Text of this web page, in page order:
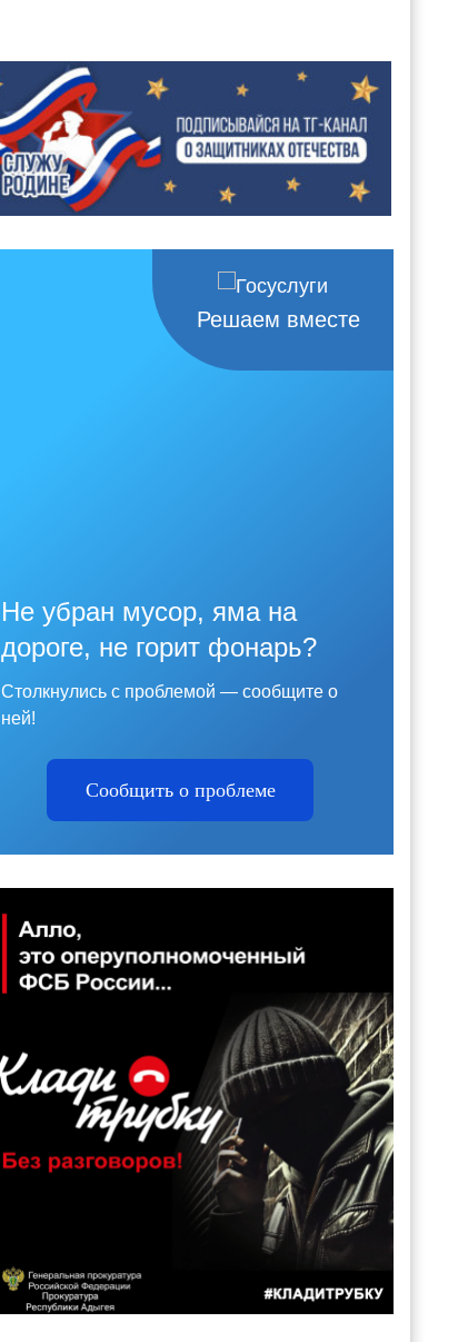
Решаем вместе
Не убран мусор, яма на
дороге, не горит фонарь?
Столкнулись с проблемой — сообщите о
ней!
Сообщить о проблеме